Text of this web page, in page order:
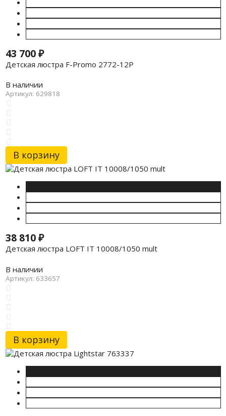
43 700₽
Детская люстра F-Promo 2772-12P
В наличии
Артикул: 629818
В корзину
38 810₽
Детская люстра LOFT IT 10008/1050 mult
В наличии
Артикул: 633657
В корзину